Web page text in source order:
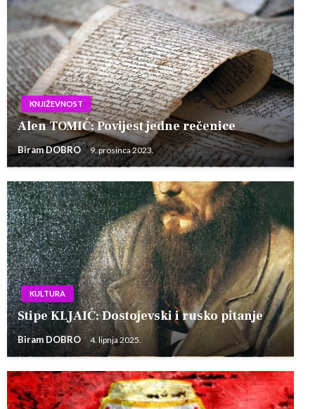
KNJIŽEVNOST
Alen TOMIĆ: Povijest jedne rečenice
Biram DOBRO 9. prosinca 2023.
KULTURA
Stipe KLJAIĆ: Dostojevski i rusko pitanje
Biram DOBRO 4. lipnja 2025.